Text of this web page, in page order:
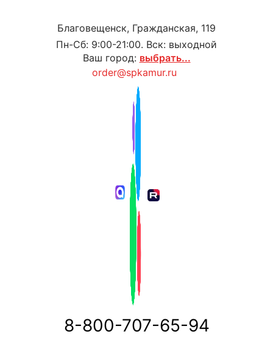
Благовещенск, Гражданская, 119
Пн-Сб: 9:00-21:00. Вск: выходной
Ваш город: выбрать...
order@spkamur.ru
8-800-707-65-94